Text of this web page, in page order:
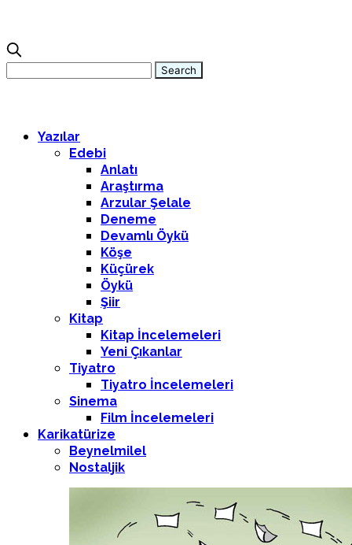
Yazılar
Edebi
Anlatı
Araştırma
Arzular Şelale
Deneme
Devamlı Öykü
Köşe
Küçürek
Öykü
Şiir
Kitap
Kitap İncelemeleri
Yeni Çıkanlar
Tiyatro
Tiyatro İncelemeleri
Sinema
Film İncelemeleri
Karikatürize
Beynelmilel
Nostaljik